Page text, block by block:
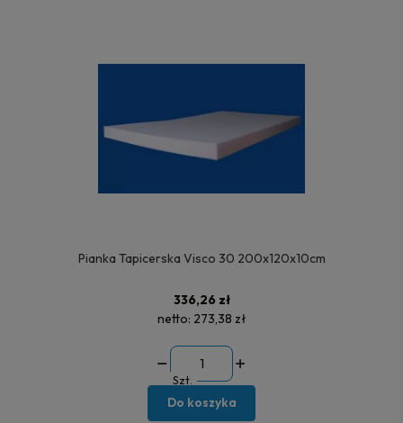
Pianka Tapicerska Visco 30 200x120x10cm
336,26 zł
netto: 273,38 zł
Szt.
Do koszyka